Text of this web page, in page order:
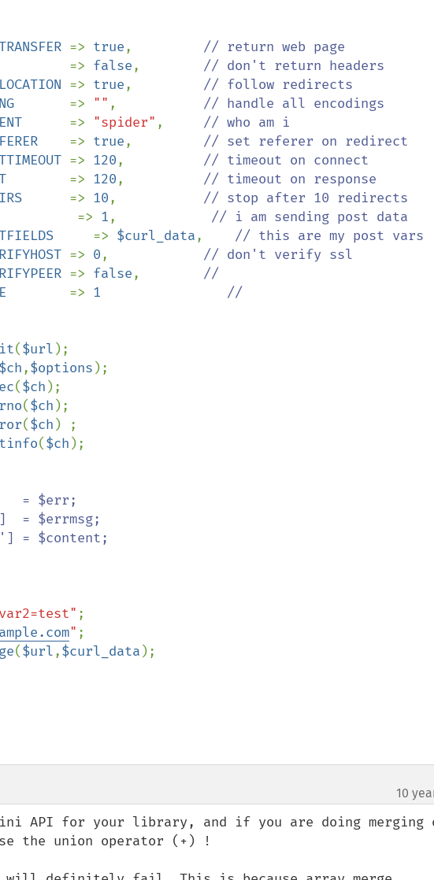
=> true, // return web page
=> false, // don't return headers
=> true, // follow redirects
=> "" , // handle all encodings
=> "spider" , // who am i
=> true, // set referer on redirect
=> 120, // timeout on connect
=> 120, // timeout on response
=> 10, // stop after 10 redirects
=> 1, // i am sending post data
=> $curl_data, // this are my post vars
=> 0, // don't verify ssl
=> false, //
=> 1 //
($url );
$ch,$options );
($ch );
($ch );
($ch ) ;
($ch );
= $err;
"
($url,$curl_data );
10
API for your library, and if you are doing merging
the union operator (+) !